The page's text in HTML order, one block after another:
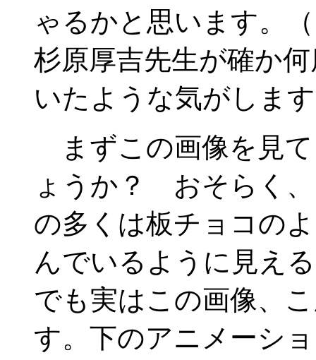
ゃるかと思います。
杉原厚吉先生が確か
いたような気がしま
まずこの画像を見
ょうか？ おそらく
の多くは板チョコの
んでいるように見え
でも実はこの画像、
す。下のアニメーシ